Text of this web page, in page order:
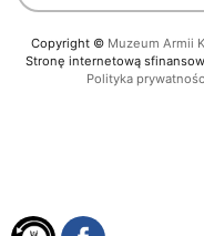
Copyright © Muzeum Armii
Stronę internetową
Polityka